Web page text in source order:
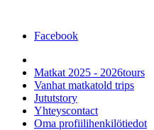
Facebook
Matkat 2025 - 2026tours
Vanhat matkatold trips
Jututstory
Yhteyscontact
Oma profiilihenkilötiedot